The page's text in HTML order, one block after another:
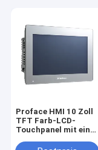
Proface HMI 10 Zoll
TFT Farb-LCD-
Touchpanel mit einer
800 Pixeln und einem